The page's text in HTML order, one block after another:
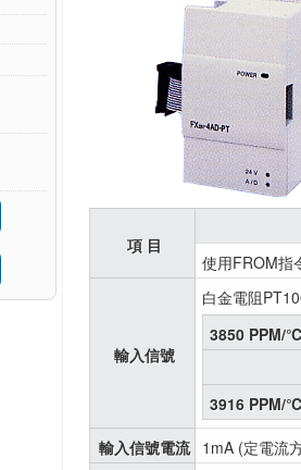
項 目
使用FROM指
輸入信號
白金電阻
3850 PPM/℃
3916 PPM/℃
輸入信號電流 1mA (定電流